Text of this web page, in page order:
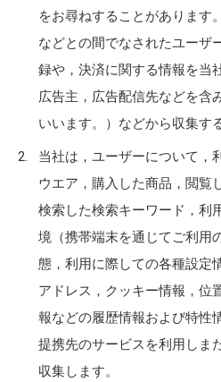
をお尋ねすることがあります
などとの間でなされたユーザ
録や，決済に関する情報を当
広告主，広告配信先などを含
いいます。）などから収集す
当社は，ユーザーについて，
ウエア，購入した商品，閲覧
検索した検索キーワード，利
境（携帯端末を通じてご利用
態，利用に際しての各種設定
アドレス，クッキー情報，位
報などの履歴情報および特性
提携先のサービスを利用しま
収集します。